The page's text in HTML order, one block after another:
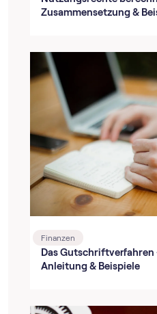
Zusammensetzung &
Finanzen
Das
Anleitung & Beispiele